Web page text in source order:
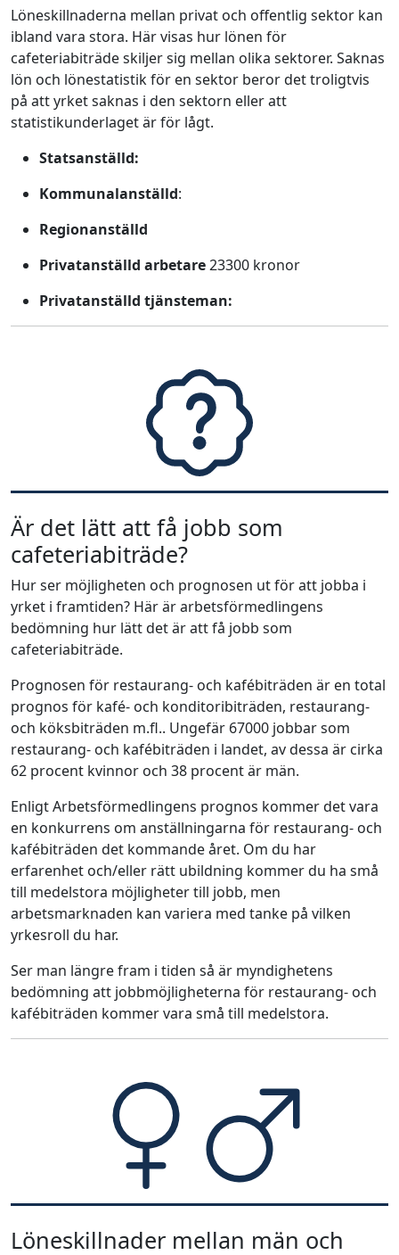
Löneskillnaderna mellan privat och offentlig sektor kan
ibland vara stora. Här visas hur lönen för
cafeteriabiträde skiljer sig mellan olika sektorer. Saknas
lön och lönestatistik för en sektor beror det troligtvis
på att yrket saknas i den sektorn eller att
statistikunderlaget är för lågt.
Statsanställd:
Kommunalanställd:
Regionanställd
Privatanställd arbetare23300 kronor
Privatanställd tjänsteman:
Är det lätt att få jobb som
cafeteriabiträde?
Hur ser möjligheten och prognosen ut för att jobba i
yrket i framtiden? Här är arbetsförmedlingens
bedömning hur lätt det är att få jobb som
cafeteriabiträde.
Prognosen för restaurang- och kafébiträden är en total
prognos för kafé- och konditoribiträden, restaurang-
och köksbiträden m.fl.. Ungefär 67000 jobbar som
restaurang- och kafébiträden i landet, av dessa är cirka
62 procent kvinnor och 38 procent är män.
Enligt Arbetsförmedlingens prognos kommer det vara
en konkurrens om anställningarna för restaurang- och
kafébiträden det kommande året. Om du har
erfarenhet och/eller rätt ubildning kommer du ha små
till medelstora möjligheter till jobb, men
arbetsmarknaden kan variera med tanke på vilken
yrkesroll du har.
Ser man längre fram i tiden så är myndighetens
bedömning att jobbmöjligheterna för restaurang- och
kafébiträden kommer vara små till medelstora.
Löneskillnader mellan män och